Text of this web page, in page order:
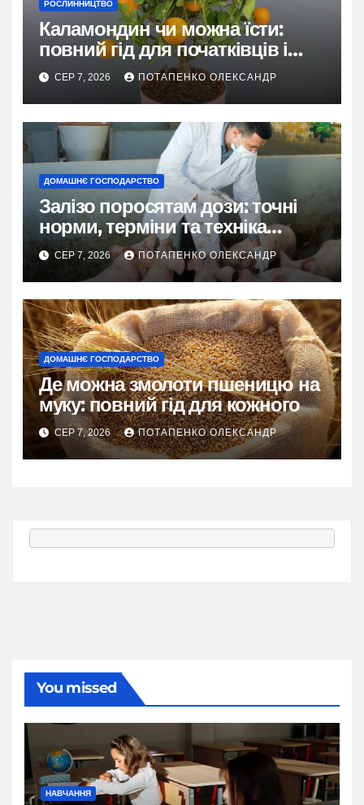
РОСЛИННИЦТВО
Каламондин чи можна їсти:
повний гід для початківців і
досвідчених
СЕР 7, 2026 ПОТАПЕНКО ОЛЕКСАНДР
ДОМАШНЄ ГОСПОДАРСТВО
Залізо поросятам дози: точні
норми, терміни та техніка
введення
СЕР 7, 2026 ПОТАПЕНКО ОЛЕКСАНДР
ДОМАШНЄ ГОСПОДАРСТВО
Де можна змолоти пшеницю на
муку: повний гід для кожного
СЕР 7, 2026 ПОТАПЕНКО ОЛЕКСАНДР
You missed
НАВЧАННЯ